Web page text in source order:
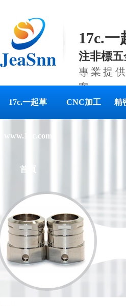
17c.
注非標
專業提
案
17c.一起草
www.17c.com
首頁
CNC加工 精